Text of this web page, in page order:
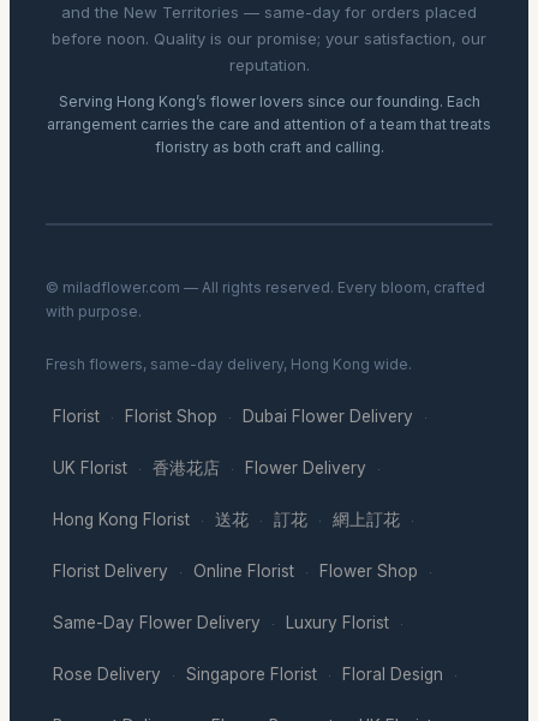
and the New Territories — same-day for orders placed
before noon. Quality is our promise; your satisfaction, our
reputation.
Serving Hong Kong’s flower lovers since our founding. Each
arrangement carries the care and attention of a team that treats
floristry as both craft and calling.
© miladflower.com — All rights reserved. Every bloom, crafted
with purpose.
Fresh flowers, same-day delivery, Hong Kong wide.
Florist · Florist Shop · Dubai Flower Delivery ·
UK Florist · 香港花店 · Flower Delivery ·
Hong Kong Florist · 送花 · 訂花 · 網上訂花 ·
Florist Delivery · Online Florist · Flower Shop ·
Same-Day Flower Delivery · Luxury Florist ·
Rose Delivery · Singapore Florist · Floral Design ·